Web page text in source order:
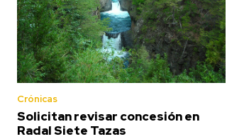
Crónicas
Solicitan revisar concesión en
Radal Siete Tazas